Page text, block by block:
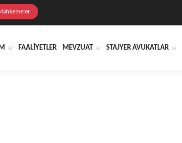
FAALİYETLER MEVZUAT STAJYER AVUKATLAR